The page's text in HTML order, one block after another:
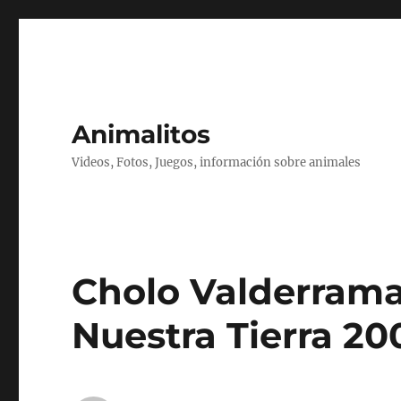
Animalitos
Videos, Fotos, Juegos, información sobre animales
Cholo
Nuestra Tierra